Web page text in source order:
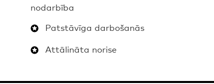
nodarbība
Patstāvīga darbošanās
Attālināta norise